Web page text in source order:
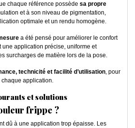
chaque référence possède sa propre
et à son niveau de pigmentation,
optimale et un rendu homogène.
a été pensé pour améliorer le confort
une application précise, uniforme et
surcharges de matière lors de la pose.
technicité et facilité d’utilisation, pour
application.
et solutions
frippe ?
dû à une application trop épaisse. Les